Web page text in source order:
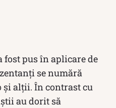
pus în aplicare de
se numără
și alții. În contrast cu
au dorit să